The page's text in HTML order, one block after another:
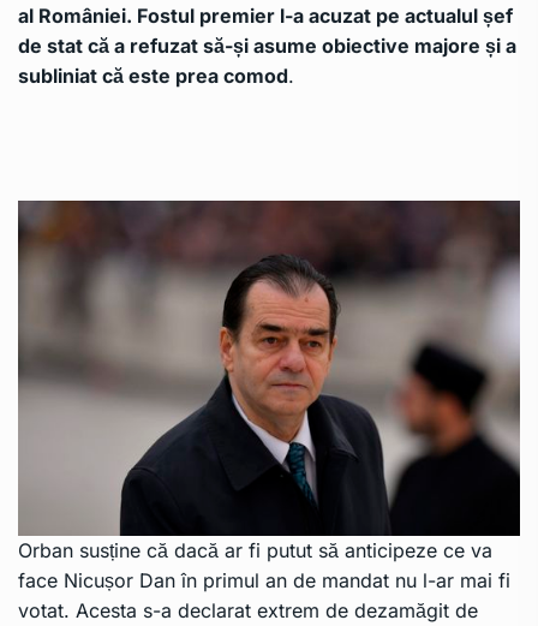
al României. Fostul premier l-a acuzat pe actualul șef
de stat că a refuzat să-și asume obiective majore și a
subliniat că este prea comod.
Orban susține că dacă ar fi putut să anticipeze ce va
face Nicușor Dan în primul an de mandat nu l-ar mai fi
votat. Acesta s-a declarat extrem de dezamăgit de